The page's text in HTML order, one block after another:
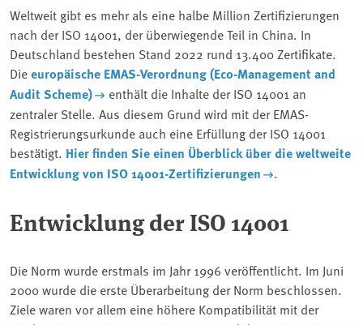
Weltweit gibt es mehr als eine halbe Million Zertifizierungen
nach der ISO 14001, der überwiegende Teil in China. In
Deutschland bestehen Stand 2022 rund 13.400 Zertifikate.
Dieeuropäische EMAS-Verordnung (Eco-Management and
Audit Scheme)
enthält die Inhalte der ISO 14001 an
zentraler Stelle. Aus diesem Grund wird mit der EMAS-
Registrierungsurkunde auch eine Erfüllung der ISO 14001
bestätigt. Hier finden Sie einen Überblick über die weltweite
Entwicklung von ISO 14001-Zertifizierungen
.
Entwicklung der ISO 14001
Die Norm wurde erstmals im Jahr 1996 veröffentlicht. Im Juni
2000 wurde die erste Überarbeitung der Norm beschlossen.
Ziele waren vor allem eine höhere Kompatibilität mit der